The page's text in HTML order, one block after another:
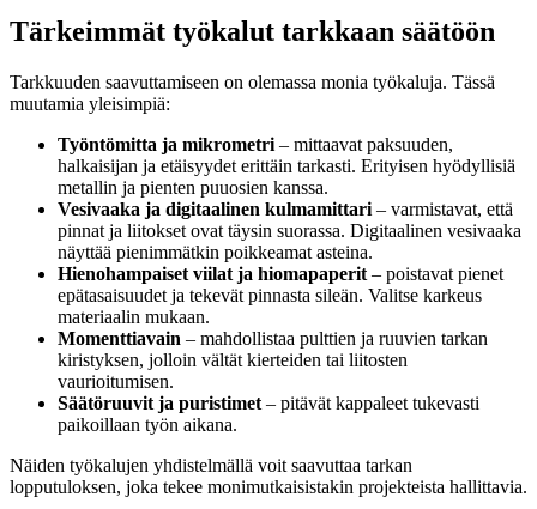
Tärkeimmät työkalut tarkkaan säätöön
Tarkkuuden saavuttamiseen on olemassa monia työkaluja. Tässä
muutamia yleisimpiä:
Työntömitta ja mikrometri – mittaavat paksuuden,
halkaisijan ja etäisyydet erittäin tarkasti. Erityisen hyödyllisiä
metallin ja pienten puuosien kanssa.
Vesivaaka ja digitaalinen kulmamittari – varmistavat, että
pinnat ja liitokset ovat täysin suorassa. Digitaalinen vesivaaka
näyttää pienimmätkin poikkeamat asteina.
Hienohampaiset viilat ja hiomapaperit – poistavat pienet
epätasaisuudet ja tekevät pinnasta sileän. Valitse karkeus
materiaalin mukaan.
Momenttiavain – mahdollistaa pulttien ja ruuvien tarkan
kiristyksen, jolloin vältät kierteiden tai liitosten
vaurioitumisen.
Säätöruuvit ja puristimet – pitävät kappaleet tukevasti
paikoillaan työn aikana.
Näiden työkalujen yhdistelmällä voit saavuttaa tarkan
lopputuloksen, joka tekee monimutkaisistakin projekteista hallittavia.